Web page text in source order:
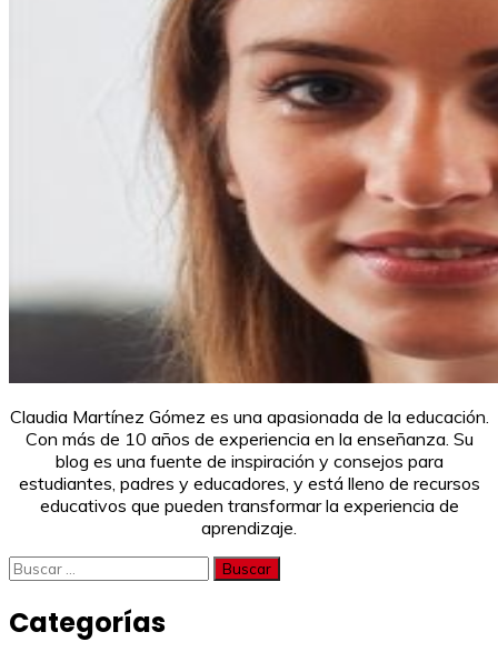
Claudia Martínez Gómez es una apasionada de la educación.
Con más de 10 años de experiencia en la enseñanza. Su
blog es una fuente de inspiración y consejos para
estudiantes, padres y educadores, y está lleno de recursos
educativos que pueden transformar la experiencia de
aprendizaje.
Buscar:
Categorías